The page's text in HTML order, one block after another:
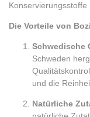
Konservierungsstoffe
Die Vorteile von
Schwedische
Schweden
und die
Natürliche